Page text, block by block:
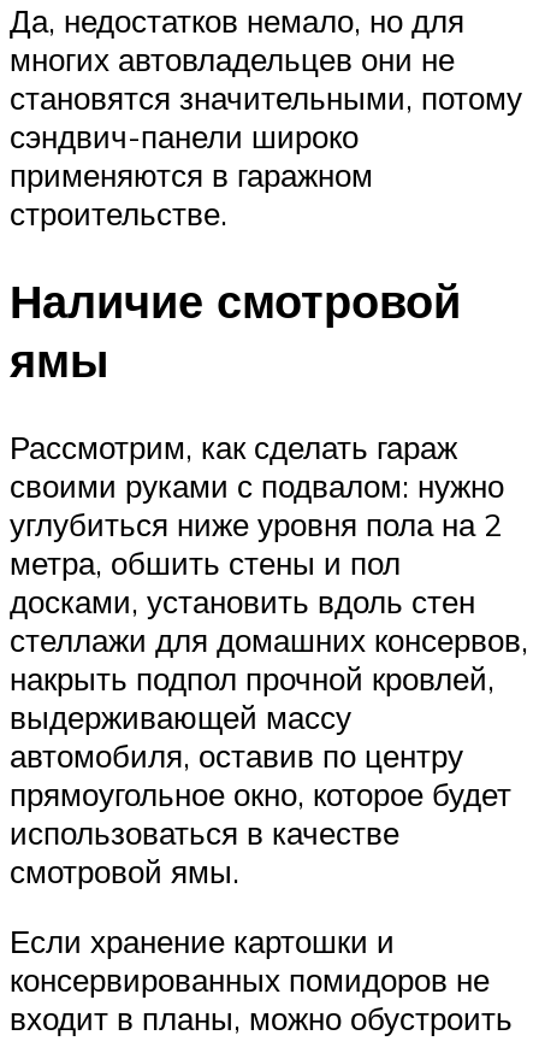
Да, недостатков немало, но для
многих автовладельцев они не
становятся значительными, потому
сэндвич-панели широко
применяются в гаражном
строительстве.
Наличие смотровой
ямы
Рассмотрим, как сделать гараж
своими руками с подвалом: нужно
углубиться ниже уровня пола на 2
метра, обшить стены и пол
досками, установить вдоль стен
стеллажи для домашних консервов,
накрыть подпол прочной кровлей,
выдерживающей массу
автомобиля, оставив по центру
прямоугольное окно, которое будет
использоваться в качестве
смотровой ямы.
Если хранение картошки и
консервированных помидоров не
входит в планы, можно обустроить